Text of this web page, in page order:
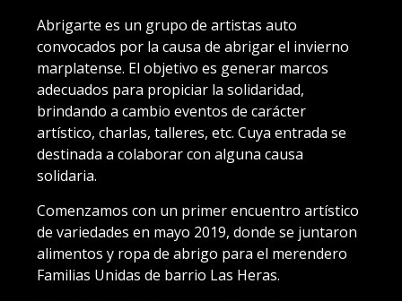
Abrigarte es un grupo de artistas auto
convocados por la causa de abrigar el invierno
marplatense. El objetivo es generar marcos
adecuados para propiciar la solidaridad,
brindando a cambio eventos de carácter
artístico, charlas, talleres, etc. Cuya entrada se
destinada a colaborar con alguna causa
solidaria.
Comenzamos con un primer encuentro artístico
de variedades en mayo 2019, donde se juntaron
alimentos y ropa de abrigo para el merendero
Familias Unidas de barrio Las Heras.